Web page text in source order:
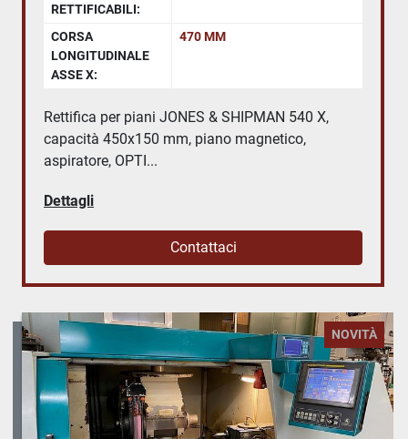
RETTIFICABILI:
CORSA
LONGITUDINALE
ASSE X:
470 MM
Rettifica per piani JONES & SHIPMAN 540 X,
capacità 450x150 mm, piano magnetico,
aspiratore, OPTI...
Dettagli
Contattaci
NOVITÀ